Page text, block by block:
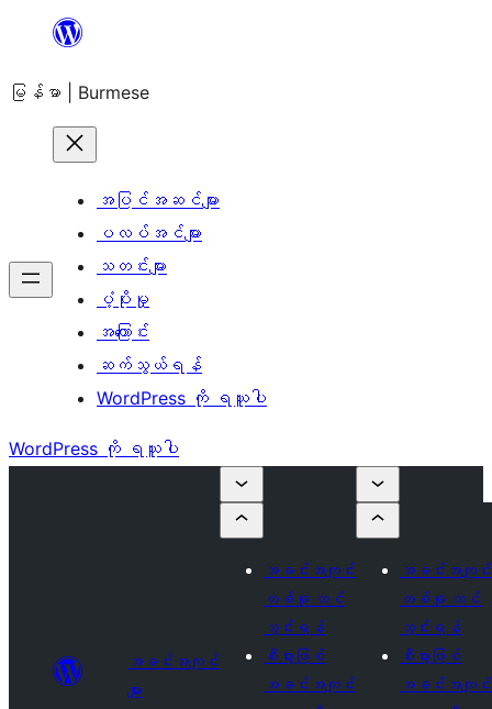
အကြောင်းအရာ
ကျော်သွား
မြန်မာ | Burmese
အပြင်အဆင်များ
ပလပ်အင်များ
သတင်းများ
ပံ့ပိုးမှု
အကြောင်း
ဆက်သွယ်ရန်
WordPress ကို ရယူပါ
WordPress ကို ရယူပါ
အခင်းအကျင်း
များ
အခင်းအကျင်း
တစ်ခု တင်
သွင်းရန်
စီးပွားဖြစ်
အခင်းအကျင်း
အခင်းအကျင်း
တစ်ခု တင်
သွင်းရန်
စီးပွားဖြစ်
အခင်းအကျင်း